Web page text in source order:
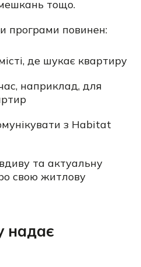
тощо.
програми повинен:
де шукає квартиру
наприклад, для
з Habitat
та актуальну
свою житлову
надає